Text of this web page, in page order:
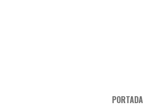
PORTADA